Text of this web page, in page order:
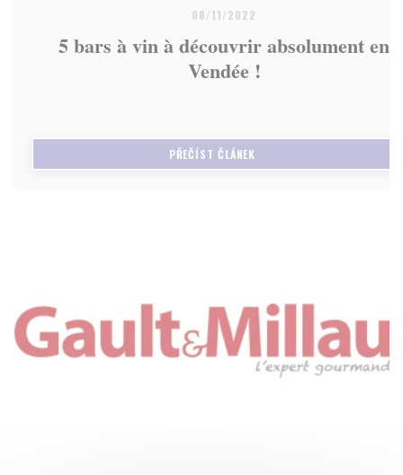
08/11/2022
5 bars à vin à découvrir absolument en
Vendée !
PŘEČÍST ČLÁNEK